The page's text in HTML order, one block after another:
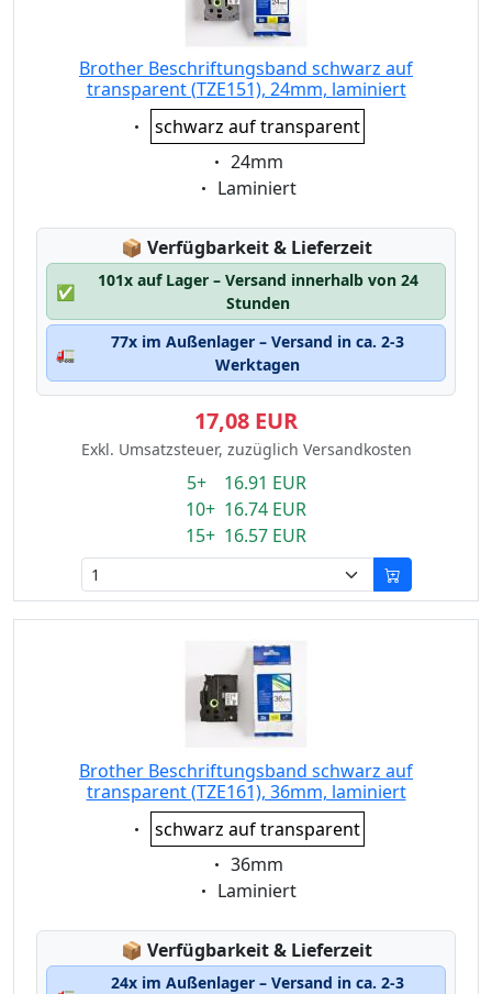
Brother Beschriftungsband schwarz auf
transparent (TZE151), 24mm, laminiert
Eigenschaft:
schwarz auf transparent
Eigenschaft:
24mm
Eigenschaft:
Laminiert
📦 Lagerstatus:
Verfügbarkeit & Lieferzeit
✅
101x auf Lager – Versand innerhalb von 24
Stunden
🚛
77x im Außenlager – Versand in ca. 2-3
Werktagen
17,08 EUR
Exkl. Umsatzsteuer, zuzüglich Versandkosten
5+ 16.91 EUR
10+ 16.74 EUR
15+ 16.57 EUR
Brother Beschriftungsband schwarz auf
transparent (TZE161), 36mm, laminiert
Eigenschaft:
schwarz auf transparent
Eigenschaft:
36mm
Eigenschaft:
Laminiert
📦 Lagerstatus:
Verfügbarkeit & Lieferzeit
24x im Außenlager – Versand in ca. 2-3